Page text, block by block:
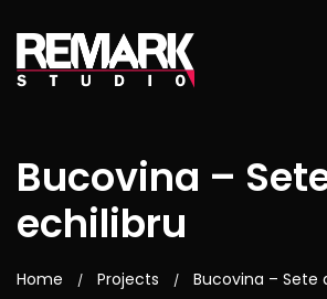
Bucovina –
echilibru
Home / Projects / Bucovina – Sete